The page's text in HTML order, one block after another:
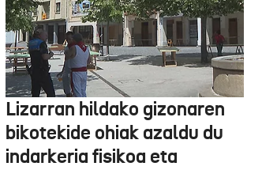
Lizarran hildako gizonaren
bikotekide ohiak azaldu du
indarkeria fisikoa eta